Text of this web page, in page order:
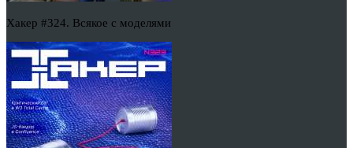
Хакер #324. Всякое с моделями